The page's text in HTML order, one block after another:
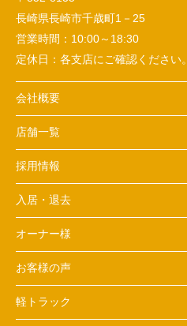
長崎県長崎市千歳町1－25
営業時間： 10:00～18:30
定休日： 各支店にご確認ください。
会社概要
店舗一覧
採用情報
入居・退去
オーナー様
お客様の声
軽トラック